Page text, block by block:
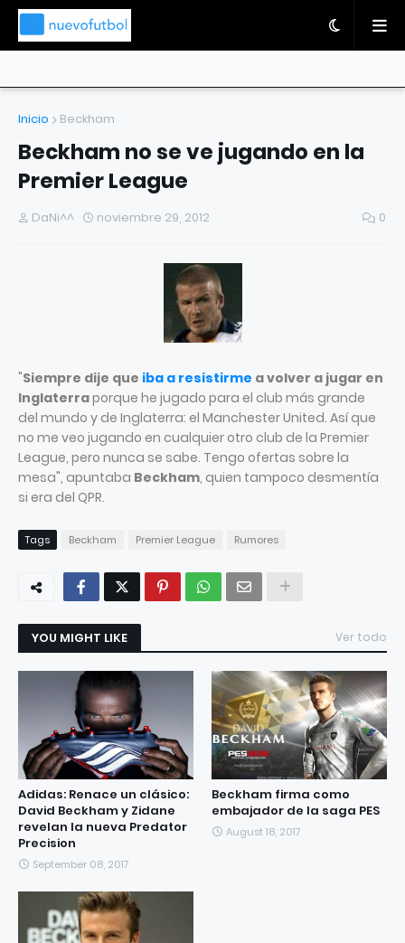
Inicio Beckham
Beckham no se ve jugando en la
Premier League
DaNi^^ noviembre 29, 2012 0
"Siempre dije que iba a resistirme a volver a jugar en
Inglaterraporque he jugado para el club más grande
del mundo y de Inglaterra: el Manchester United. Así que
no me veo jugando en cualquier otro club de la Premier
League, pero nunca se sabe. Tengo ofertas sobre la
mesa", apuntaba Beckham, quien tampoco desmentía
si era del QPR.
Tags Beckham Premier League Rumores
YOU MIGHT LIKE Ver todo
Adidas: Renace un clásico:
David Beckham y Zidane
revelan la nueva Predator
Precision
September 08, 2017
Beckham firma como
embajador de la saga PES
August 18, 2017